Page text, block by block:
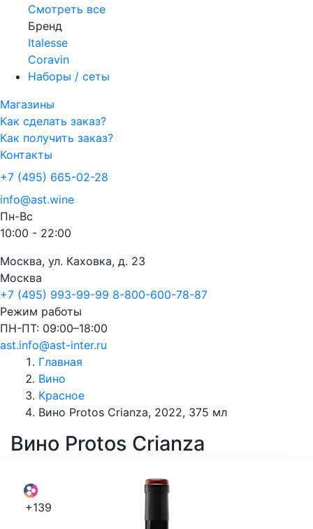
Смотреть все
Бренд
Italesse
Coravin
Наборы / сеты
Магазины
Как сделать заказ?
Как получить заказ?
Контакты
+7 (495) 665-02-28
info@ast.wine
Пн-Вс
10:00 - 22:00
Москва, ул. Каховка, д. 23
Москва
+7 (495) 993-99-99 8-800-600-78-87
Режим работы
ПН-ПТ: 09:00–18:00
ast.info@ast-inter.ru
Главная
Вино
Красное
Вино Protos Crianza, 2022, 375 мл
Вино Protos Crianza
+139